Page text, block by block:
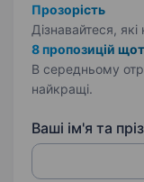
Прозорість
Дізнавайтеся,
8 пропозицій
В середньому
найкращі.
Ваші ім'я та